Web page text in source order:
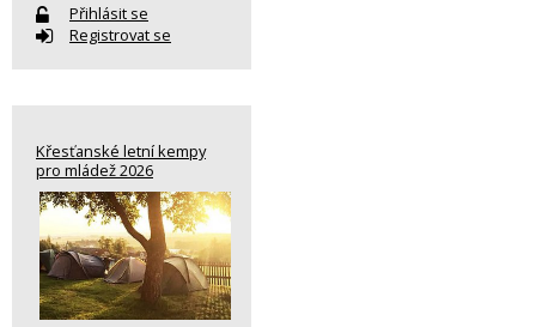
Přihlásit se
Registrovat se
Křesťanské letní kempy
pro mládež 2026